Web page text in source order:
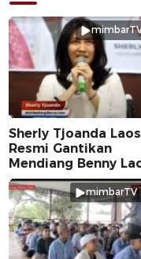
Sherly Tjoanda Laos
Resmi Gantikan
Mendiang Benny
Pilkada 2024
mimbarTV